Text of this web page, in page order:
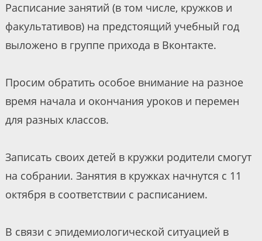
Расписание занятий (в том числе, кружков и
факультативов) на предстоящий учебный год
выложено в группе прихода в Вконтакте.
Просим обратить особое внимание на разное
время начала и окончания уроков и перемен
для разных классов.
Записать своих детей в кружки родители смогут
на собрании. Занятия в кружках начнутся с 11
октября в соответствии с расписанием.
В связи с эпидемиологической ситуацией в